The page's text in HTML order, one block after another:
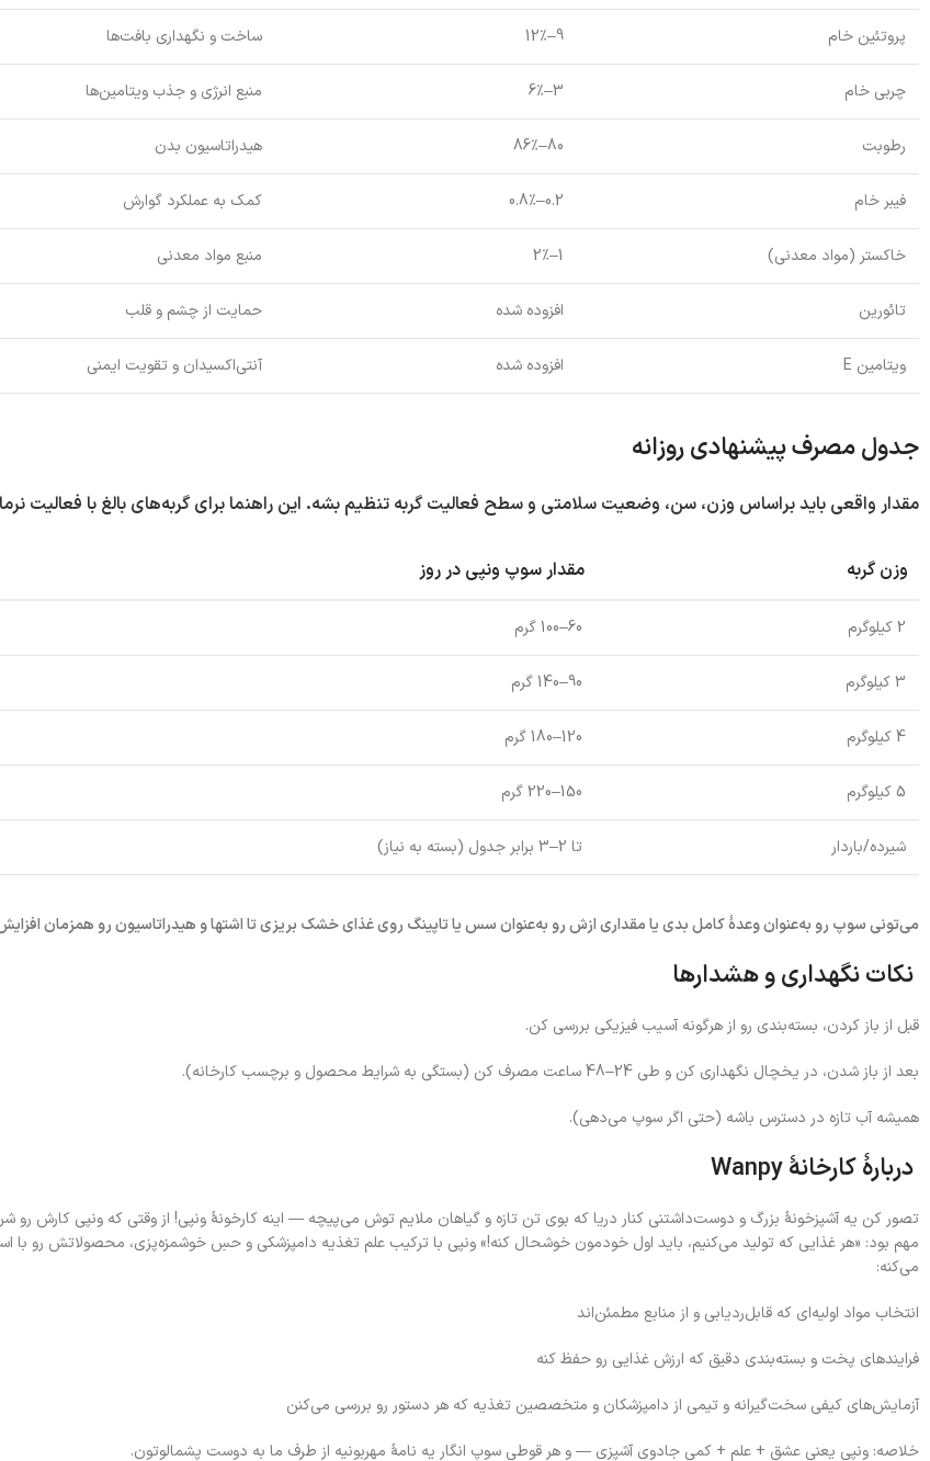
پروتئین خام 9–12٪ ساخت و نگهداری بافت‌ها
چربی خام 3–6٪ منبع انرژی و جذب ویتامین‌ها
رطوبت 80–86٪ هیدراتاسیون بدن
فیبر خام 0.2–0.8٪ کمک به عملکرد گوارش
خاکستر (مواد معدنی) 1–2٪ منبع مواد معدنی
تائورین افزوده شده حمایت از چشم و قلب
ویتامین E افزوده شده آنتی‌اکسیدان و تقویت ایمنی
جدول مصرف پیشنهادی روزانه
مقدار واقعی باید براساس وزن، سن، وضعیت سلامتی و سطح فعالیت گربه تنظیم بشه. این راهنما برای گربه‌های بالغ با فعالیت
وزن گربه مقدار سوپ ونپی در روز
2 کیلوگرم 60–100 گرم
3 کیلوگرم 90–140 گرم
4 کیلوگرم 120–180 گرم
5 کیلوگرم 150–220 گرم
شیرده/باردار تا 2–3 برابر جدول (بسته به نیاز)
می‌تونی سوپ رو به‌عنوان وعدهٔ کامل بدی یا مقداری ازش رو به‌عنوان سس یا تاپینگ روی غذای خشک بریزی تا اشتها و هیدراتاسیون رو همزمان
نکات نگهداری و هشدارها
قبل از باز کردن، بسته‌بندی رو از هرگونه آسیب فیزیکی بررسی کن.
بعد از باز شدن، در یخچال نگهداری کن و طی 24–48 ساعت مصرف کن (بستگی به شرایط محصول و برچسب کارخانه).
همیشه آب تازه در دسترس باشه (حتی اگر سوپ می‌دهی).
دربارهٔ کارخانهٔWanpy
تصور کن یه آشپزخونهٔ بزرگ و دوست‌داشتنی کنار دریا که بوی تن تازه و گیاهان ملایم توش می‌پیچه — اینه کارخونهٔ ونپی! از وقتی که ونپی کارش رو
مهم بود: «هر غذایی که تولید می‌کنیم، باید اول خودمون خوشحال کنه!» ونپی با ترکیب علم تغذیه دامپزشکی و حسِ خوشمزه‌پزی، محصولاتش رو با
می‌کنه:
انتخاب مواد اولیه‌ای که قابل‌ردیابی و از منابع مطمئن‌اند
فرایندهای پخت و بسته‌بندی دقیق که ارزش غذایی رو حفظ کنه
آزمایش‌های کیفی سخت‌گیرانه و تیمی از دامپزشکان و متخصصین تغذیه که هر دستور رو بررسی می‌کنن
خلاصه: ونپی یعنی عشق + علم + کمی جادوی آشپزی — و هر قوطی سوپ انگار یه نامهٔ مهربونیه از طرف ما به دوست پشمالوتون.